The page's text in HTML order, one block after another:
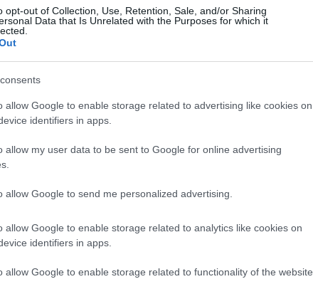
opt-out of Collection, Use, Retention, Sale, and/or Sharing
Data that Is Unrelated with the Purposes for which it
allow Google to enable storage related to advertising like cookies on
identifiers in apps.
allow my user data to be sent to Google for online advertising
allow Google to send me personalized advertising.
allow Google to enable storage related to analytics like cookies on
identifiers in apps.
allow Google to enable storage related to functionality of the website
aki kitartó.